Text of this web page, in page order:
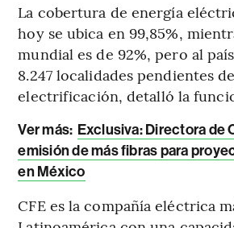
La cobertura de energía
hoy se ubica en 99,85%,
mundial es de 92%, pero al
8.247 localidades pendientes de
electrificación, detalló la
Ver más: Exclusiva: Directora de
emisión de más fibras para
en México
CFE es la compañía eléctrica